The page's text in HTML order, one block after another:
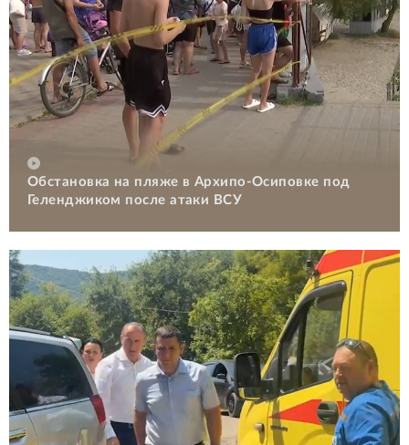
Обстановка на пляже в Архипо-Осиповке под
Геленджиком после атаки ВСУ